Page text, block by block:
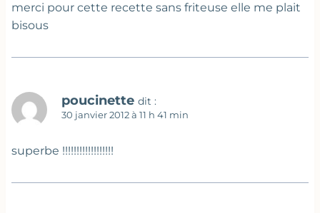
merci pour cette recette sans friteuse elle me plait
bisous
poucinette dit :
30 janvier 2012 à 11 h 41 min
superbe !!!!!!!!!!!!!!!!!!